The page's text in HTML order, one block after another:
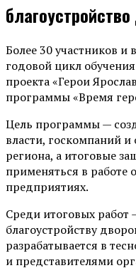
Более 30 участников и
годовой цикл
проекта «Герои
программы «Время
Цель программы —
власти, госкомпаний и
региона, а итоговые
применяться в работе
предприятиях.
Среди итоговых работ
благоустройству
разрабатывается в
и представителями